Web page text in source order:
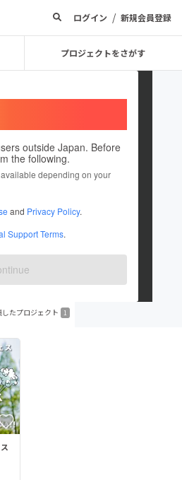
ログイン / 新規会員登録
プロジェクトをさがす
outside Japan. Before
the following.
depending on your
and Privacy Policy.
Support Terms.
プロジェクトを投稿しています
したプロジェクト 1